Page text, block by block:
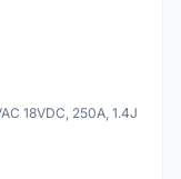
18VDC, 250A, 1.4J